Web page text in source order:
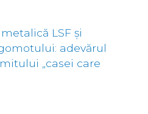
LSF și
adevărul
„casei care